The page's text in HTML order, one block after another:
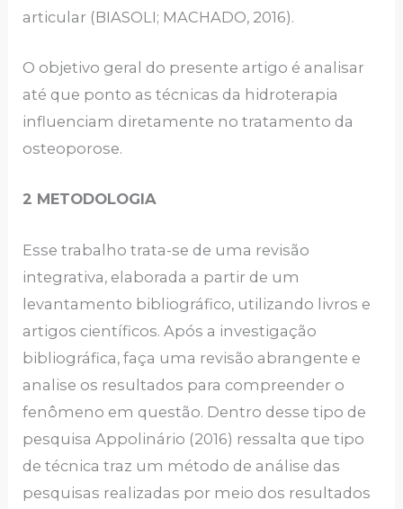
articular (BIASOLI; MACHADO, 2016).
O objetivo geral do presente artigo é analisar
até que ponto as técnicas da hidroterapia
influenciam diretamente no tratamento da
osteoporose.
2 METODOLOGIA
Esse trabalho trata-se de uma revisão
integrativa, elaborada a partir de um
levantamento bibliográfico, utilizando livros e
artigos científicos. Após a investigação
bibliográfica, faça uma revisão abrangente e
analise os resultados para compreender o
fenômeno em questão. Dentro desse tipo de
pesquisa Appolinário (2016) ressalta que tipo
de técnica traz um método de análise das
pesquisas realizadas por meio dos resultados